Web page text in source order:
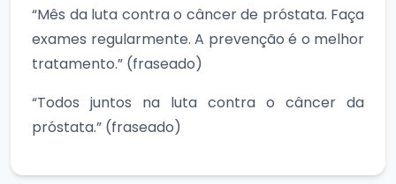
“Mês da luta contra o câncer de próstata. Faça
exames regularmente. A prevenção é o melhor
tratamento.” (fraseado)
“Todos juntos na luta contra o câncer da
próstata.” (fraseado)